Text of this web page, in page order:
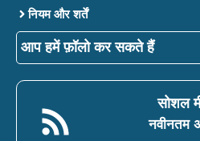
नियम और शर्तें
आप हमें फ़ॉलो कर सकते हैं
सोशल
नवीनतम